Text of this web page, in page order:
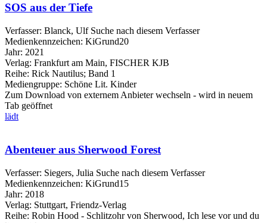
SOS aus der Tiefe
Verfasser: Blanck, Ulf Suche nach diesem Verfasser
Medienkennzeichen: KiGrund20
Jahr: 2021
Verlag: Frankfurt am Main, FISCHER KJB
Reihe: Rick Nautilus; Band 1
Mediengruppe: Schöne Lit. Kinder
Zum Download von externem Anbieter wechseln - wird in neuem
Tab geöffnet
lädt
Abenteuer aus Sherwood Forest
Verfasser: Siegers, Julia Suche nach diesem Verfasser
Medienkennzeichen: KiGrund15
Jahr: 2018
Verlag: Stuttgart, Friendz-Verlag
Reihe: Robin Hood - Schlitzohr von Sherwood, Ich lese vor und du